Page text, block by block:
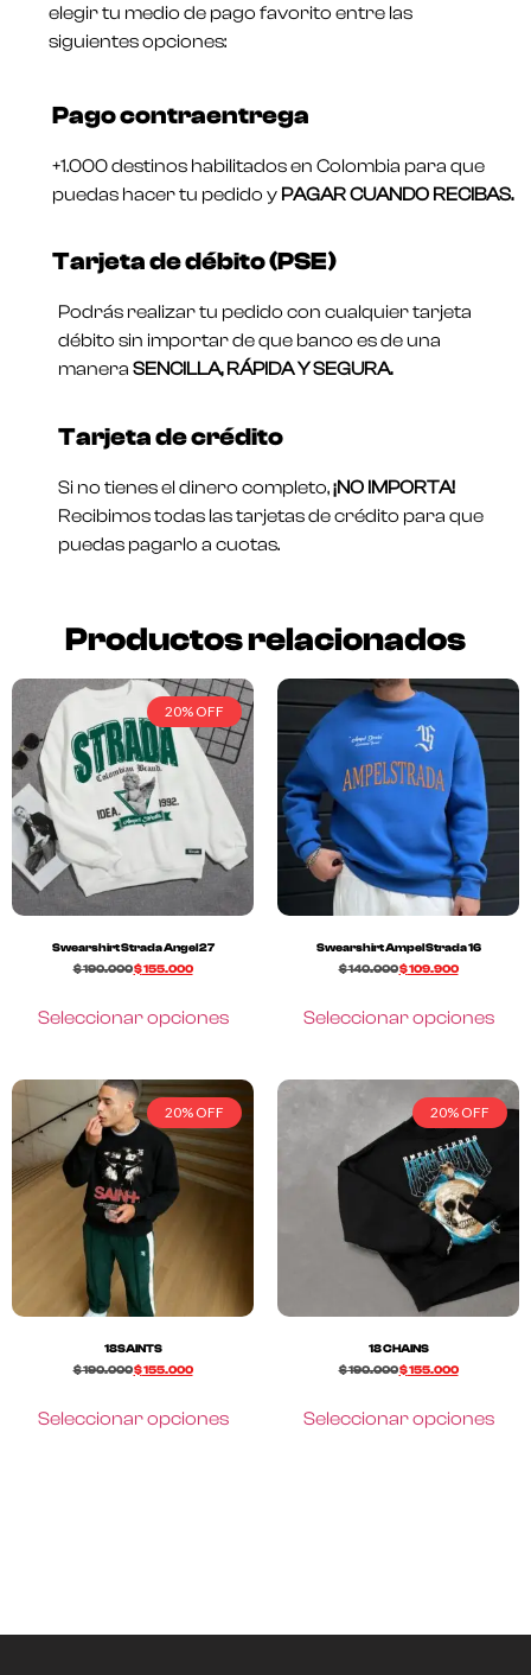
elegir tu medio de pago favorito entre las
siguientes opciones:
Pago contraentrega
+1.000 destinos habilitados en Colombia para que
puedas hacer tu pedido y PAGAR CUANDO RECIBAS.
Tarjeta de débito (PSE)
Podrás realizar tu pedido con cualquier tarjeta
débito sin importar de que banco es de una
manera SENCILLA, RÁPIDA Y SEGURA.
Tarjeta de crédito
Si no tienes el dinero completo,¡NO IMPORTA!
Recibimos todas las tarjetas de crédito para que
puedas pagarlo a cuotas.
Productos relacionados
20% OFF
Swearshirt Strada Angel 27
$190.000$155.000
Seleccionar opciones
Swearshirt Ampel Strada 16
$140.000$109.900
Seleccionar opciones
20% OFF
18SAINTS
$190.000$155.000
Seleccionar opciones
20% OFF
18 CHAINS
$190.000$155.000
Seleccionar opciones